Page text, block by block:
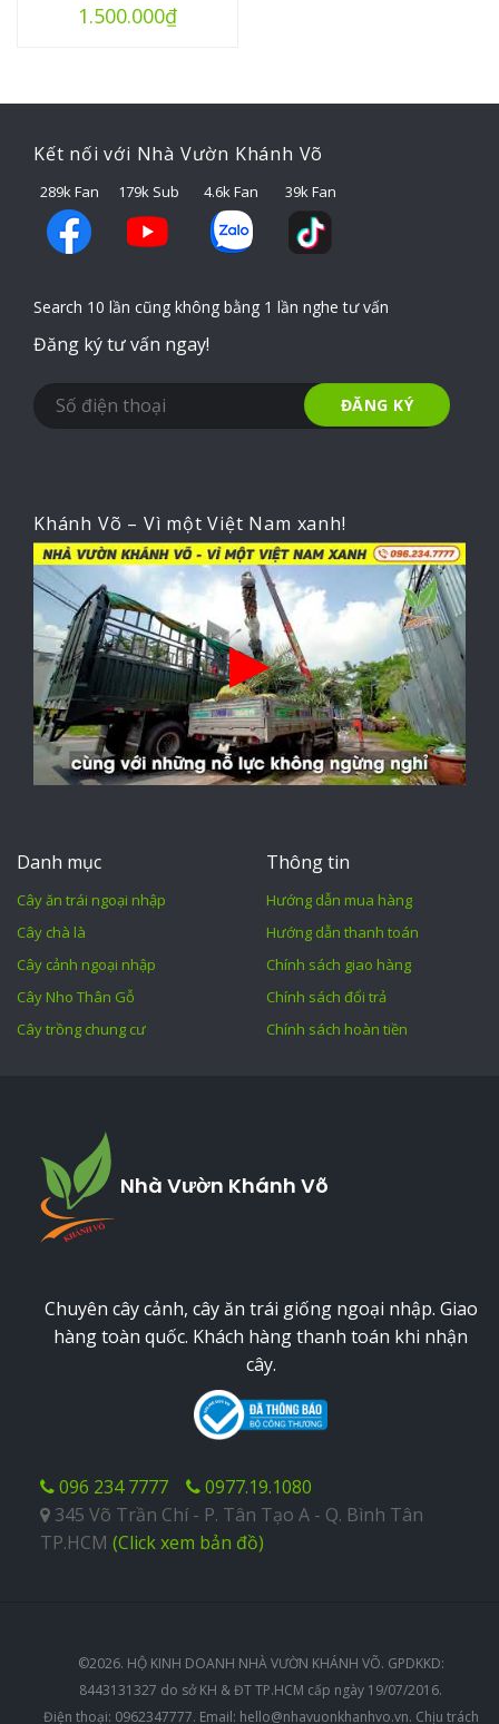
1.500.000₫
Kết nối với Nhà Vườn Khánh Võ
289k Fan 179k Sub 4.6k Fan 39k Fan
Search 10 lần cũng không bằng 1 lần nghe tư vấn
Đăng ký tư vấn ngay!
Khánh Võ – Vì một Việt Nam xanh!
Danh mục
Cây ăn trái ngoại nhập
Cây chà là
Cây cảnh ngoại nhập
Cây Nho Thân Gỗ
Cây trồng chung cư
Thông tin
Hướng dẫn mua hàng
Hướng dẫn thanh toán
Chính sách giao hàng
Chính sách đổi trả
Chính sách hoàn tiền
Nhà Vườn Khánh Võ
Chuyên cây cảnh, cây ăn trái giống ngoại nhập. Giao
hàng toàn quốc. Khách hàng thanh toán khi nhận
cây.
096 234 7777
0977.19.1080
345 Võ Trần Chí - P. Tân Tạo A - Q. Bình Tân
TP.HCM (Click xem bản đồ)
©2026. HỘ KINH DOANH NHÀ VƯỜN KHÁNH VÕ. GPDKKD:
8443131327 do sở KH & ĐT TP.HCM cấp ngày 19/07/2016.
Điện thoại: 0962347777. Email: hello@nhavuonkhanhvo.vn. Chịu trách